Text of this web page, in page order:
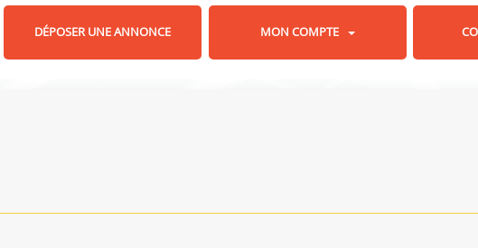
DÉPOSER UNE ANNONCE MON COMPTE